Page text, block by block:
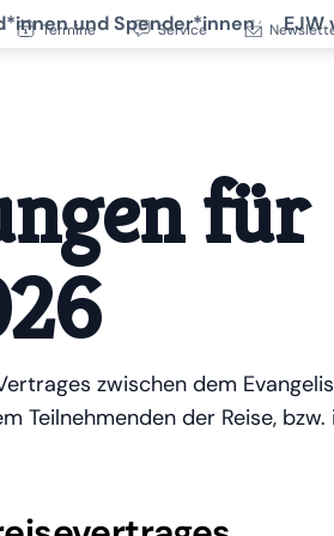
Termine Service
und Spender*innen EJW
für
zwischen dem
Teilnehmenden der Reise,